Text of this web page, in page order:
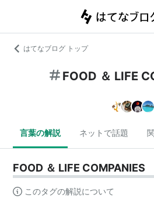
はてなブログ トップ
FOOD ＆ LIFE
言葉の解説 ネットで話題
FOOD ＆ LIFE COMPANIES
このタグの解説について